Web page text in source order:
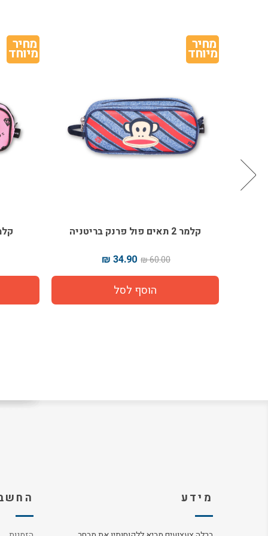
מחיר
מיוחד
קלמר 2 תאים פול פרנק בריטניה
60.00 ₪
34.90 ₪
מחיר
מיוחד
קלמר 2 תאים
מידע